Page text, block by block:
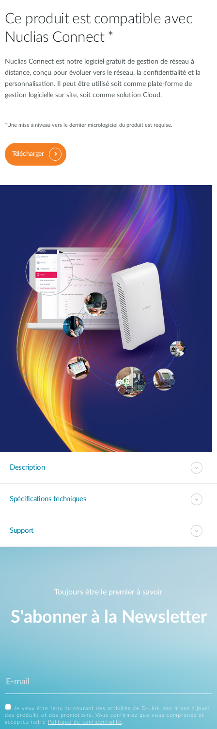
Ce produit est compatible avec
Nuclias Connect *
Nuclias Connect est notre logiciel gratuit de gestion de réseau à
distance, conçu pour évoluer vers le réseau, la confidentialité et la
personnalisation. Il peut être utilisé soit comme plate-forme de
gestion logicielle sur site, soit comme solution Cloud.
*Une mise à niveau vers le dernier micrologiciel du produit est requise.
Télécharger
Description
Spécifications techniques
Support
Toujours être le premier à savoir
S'abonner à la Newsletter
Je veux être tenu au courant des activités de D-Link, des mises à jours
des produits et des promotions. Vous confirmez que vous comprenez et
acceptez notre
Politique de confidentialité.